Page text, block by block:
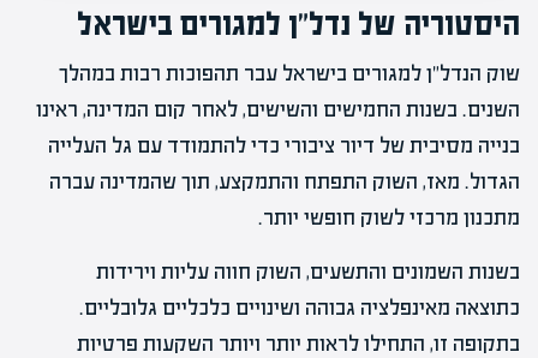
היסטוריה של נדל"ן למגורים בישראל
שוק הנדל"ן למגורים בישראל עבר תהפוכות רבות במהלך
השנים. בשנות החמישים והשישים, לאחר קום המדינה, ראינו
בנייה מסיבית של דיור ציבורי כדי להתמודד עם גל העלייה
הגדול. מאז, השוק התפתח והתמקצע, תוך שהמדינה עברה
מתכנון מרכזי לשוק חופשי יותר.
בשנות השמונים והתשעים, השוק חווה עליות וירידות
כתוצאה מאינפלציה גבוהה ושינויים כלכליים גלובליים.
בתקופה זו, התחילו לראות יותר ויותר השקעות פרטיות